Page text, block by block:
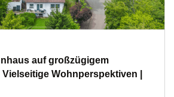
auf großzügigem
Wohnperspektiven |